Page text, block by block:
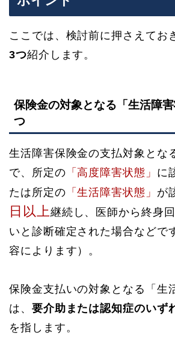
ここでは、検討前に押さえてお
3つ紹介します。
保険金の対象となる「生活障
つ
生活障害保険金の支払対象とな
で、所定の 「高度障害状態」 に
たは所定の 「生活障害状態」 が
日以上継続し、医師から終身
いと診断確定された場合などで
容によります）。
保険金支払いの対象となる「生
は、 要介助または認知症のいず
を指します。